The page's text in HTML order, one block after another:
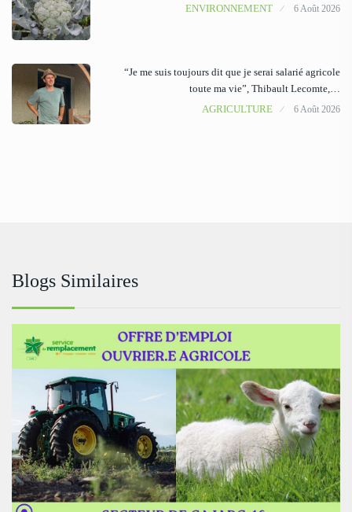
ENVIRONNEMENT 6 Août 2026
“Je me suis toujours dit que je serai salarié agricole
toute ma vie”, Thibault Lecomte,…
AGRICULTURE
6 Août 2026
Blogs Similaires